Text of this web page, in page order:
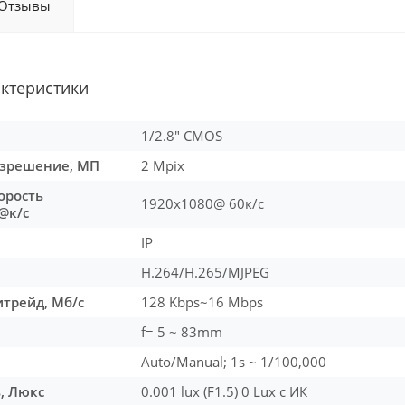
1/2.8" СMOS
МП
2 Mpix
с
1920x1080@ 60к/c
IP
H.264/H.265/MJPEG
Мб/с
128 Kbps~16 Mbps
f= 5 ~ 83mm
Auto/Manual; 1s ~ 1/100,000
Люкс
0.001 lux (F1.5) 0 Lux c ИК